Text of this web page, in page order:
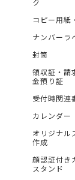
ク
コピー用紙
ナンバーラ
封筒
領収証・請
金預り証
受付時関連
カレンダー
オリジナル
作成
顔認証付き
スタンド